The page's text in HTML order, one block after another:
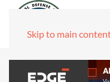
Skip to main